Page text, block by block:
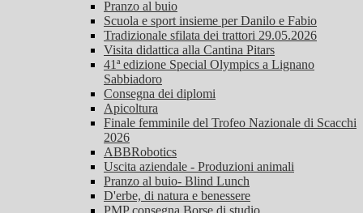
Pranzo al buio
Scuola e sport insieme per Danilo e Fabio
Tradizionale sfilata dei trattori 29.05.2026
Visita didattica alla Cantina Pitars
41ª edizione Special Olympics a Lignano
Sabbiadoro
Consegna dei diplomi
Apicoltura
Finale femminile del Trofeo Nazionale di Scacchi
2026
ABBRobotics
Uscita aziendale - Produzioni animali
Pranzo al buio- Blind Lunch
D'erbe, di natura e benessere